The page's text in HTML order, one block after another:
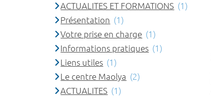
ACTUALITES ET FORMATIONS (1)
Présentation (1)
Votre prise en charge (1)
Informations pratiques (1)
Liens utiles (1)
Le centre Maolya (2)
ACTUALITES (1)